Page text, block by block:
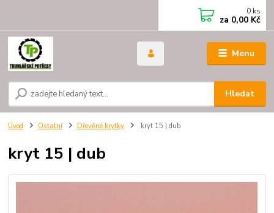
Menu
Hledat
0 ks
za 0,00 Kč
Úvod Ostatní Dřevěné krytky kryt 15 | dub
kryt 15 | dub